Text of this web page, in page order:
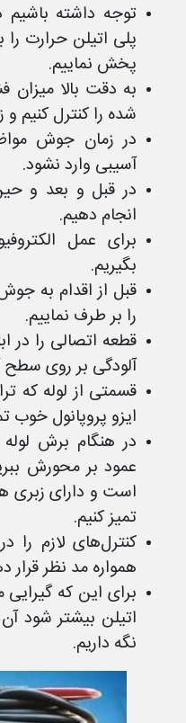
توجه داشته باشیم
پلی اتیلن حرارت
پخش نماییم.
به دقت بالا
شده را کنترل کنیم و
در زمان جوش
آسیبی وارد نشود.
در قبل و بعد و
انجام دهیم.
برای عمل
بگیریم.
قبل از اقدام به
را بر طرف نماییم.
قطعه اتصالی را در
آلودگی بر روی سطح
قسمتی از لوله که
ایزو پروپانول خوب
در هنگام برش
عمود بر محورش
است و دارای زبری
تمیز کنیم.
کنترل‌های لازم
همواره مد نظر قرار
برای این که
اتیلن بیشتر شود
نگه داریم.